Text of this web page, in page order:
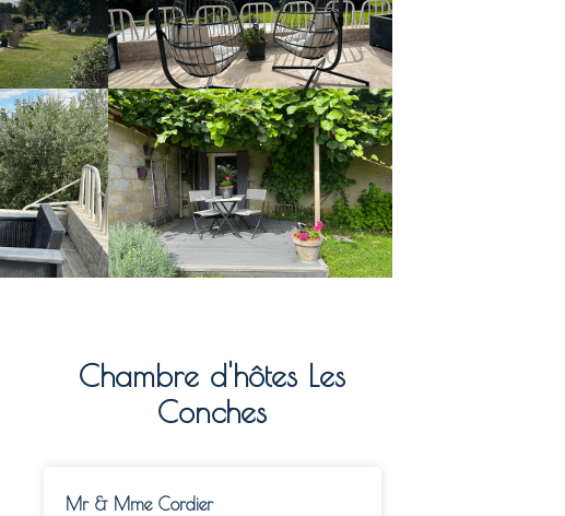
Chambre d'hôtes Les
Conches
Mr & Mme Cordier